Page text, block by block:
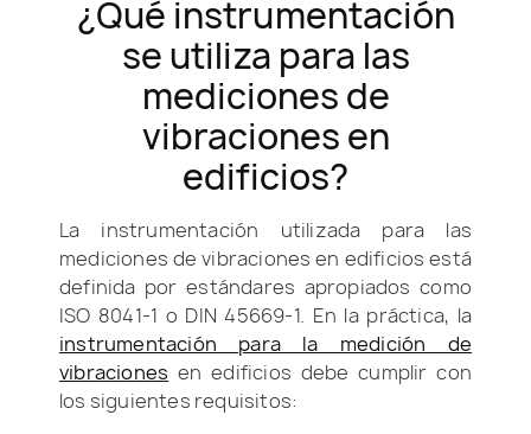
¿Qué instrumentación
se utiliza para las
mediciones de
vibraciones en
edificios?
La instrumentación utilizada para las
mediciones de vibraciones en edificios está
definida por estándares apropiados como
ISO 8041-1 o DIN 45669-1. En la práctica, la
instrumentación para la medición de
vibraciones en edificios debe cumplir con
los siguientes requisitos: